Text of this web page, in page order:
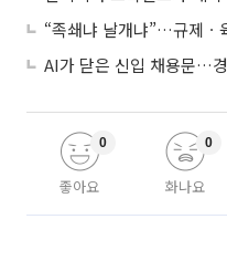
AI가 닫은 신입 채용문…
좋아요
0
화나요
0